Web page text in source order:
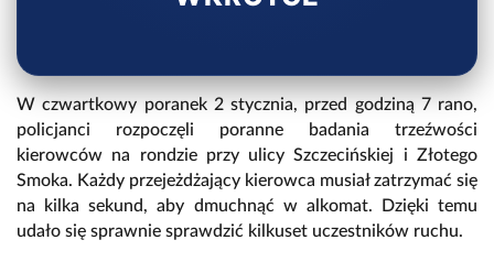
W czwartkowy poranek 2 stycznia, przed godziną 7 rano,
policjanci rozpoczęli poranne badania trzeźwości
kierowców na rondzie przy ulicy Szczecińskiej i Złotego
Smoka. Każdy przejeżdżający kierowca musiał zatrzymać się
na kilka sekund, aby dmuchnąć w alkomat. Dzięki temu
udało się sprawnie sprawdzić kilkuset uczestników ruchu.